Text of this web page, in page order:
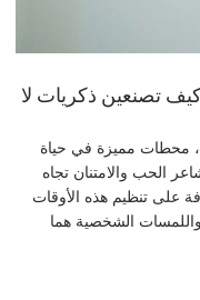
كيف تصنعين ذكريات لا
محطات مميزة في حياة
الحب والامتنان تجاه
على تنظيم هذه الأوقات
الشخصية هما